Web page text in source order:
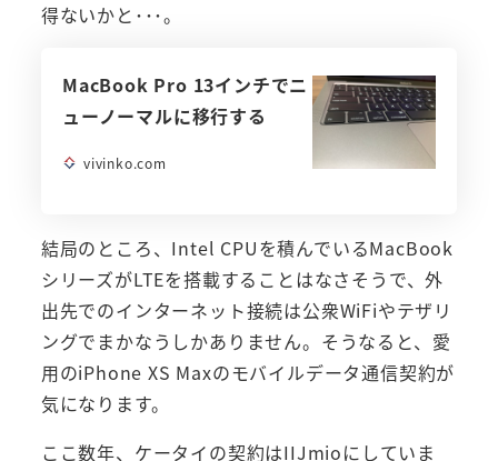
得ないかと･･･。
MacBook Pro 13インチでニ
ューノーマルに移行する
vivinko.com
結局のところ、Intel CPUを積んでいるMacBook
シリーズがLTEを搭載することはなさそうで、外
出先でのインターネット接続は公衆WiFiやテザリ
ングでまかなうしかありません。そうなると、愛
用のiPhone XS Maxのモバイルデータ通信契約が
気になります。
ここ数年、ケータイの契約はIIJmioにしていま